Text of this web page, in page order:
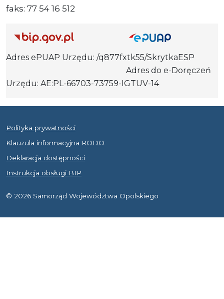
faks: 77 54 16 512
Adres ePUAP Urzędu: /q877fxtk55/SkrytkaESP
Adres do e-Doręczeń
Urzędu: AE:PL-66703-73759-IGTUV-14
Polityka prywatności
Klauzula informacyjna RODO
Deklaracja dostępności
Instrukcja obsługi BIP
© 2026 Samorząd Województwa Opolskiego